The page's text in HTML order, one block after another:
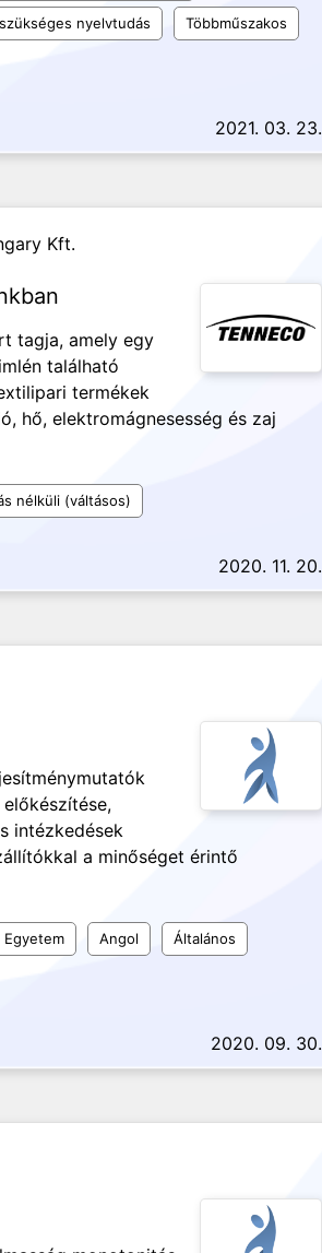
nyelvtudás Többműszakos
2021. 03. 23.
Kft.
tagja, amely egy
található
termékek
hő, elektromágnesesség és zaj
nélküli (váltásos)
2020. 11. 20.
intézkedések
a minőséget érintő
Egyetem Angol Általános
2020. 09. 30.